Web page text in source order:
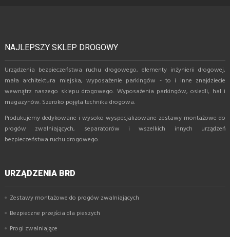
NAJLEPSZY SKLEP DROGOWY
Urządzenia bezpieczeństwa ruchu drogowego, elementy inżynierii drogowej,
mała architektura miejska, wyposażenie parkingów - to i inne znajdziecie
wewnątrz naszego sklepu drogowego. Wyposażenia parkingów, osiedli, hal i
magazynów. Szeroko pojęta technika drogowa.
Produkujemy dedykowane i wysoko wyspecjalizowane zestawy montażowe do
progów zwalniających, separatorów i wszelkich innych urządzeń
bezpieczeństwa ruchu drogowego.
URZĄDZENIA BRD
Zestawy montażowe do progów zwalniających
Bezpieczne przejścia dla pieszych
Progi zwalniające